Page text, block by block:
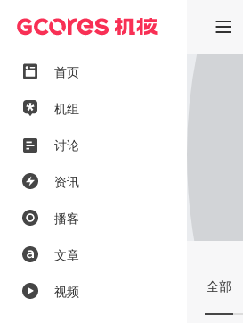
首页
机组
讨论
资讯
播客
文章
视频 全部